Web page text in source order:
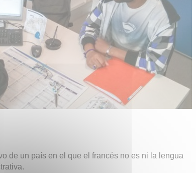
de un país en el que el francés no es ni la lengua